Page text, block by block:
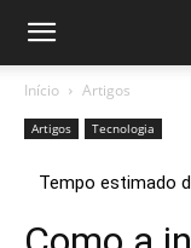
Início Artigos
Artigos Tecnologia